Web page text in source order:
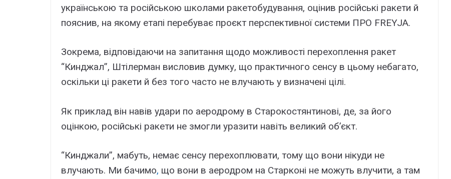
українською та російською школами ракетобудування, оцінив російські ракети й
пояснив, на якому етапі перебуває проєкт перспективної системи ПРО FREYJA.
Зокрема, відповідаючи на запитання щодо можливості перехоплення ракет
“Кинджал”, Штілерман висловив думку, що практичного сенсу в цьому небагато,
оскільки ці ракети й без того часто не влучають у визначені цілі.
Як приклад він навів удари по аеродрому в Старокостянтинові, де, за його
оцінкою, російські ракети не змогли уразити навіть великий об’єкт.
“Кинджали”, мабуть, немає сенсу перехоплювати, тому що вони нікуди не
влучають. Ми бачимо, що вони в аеродром на Старконі не можуть влучити, а там